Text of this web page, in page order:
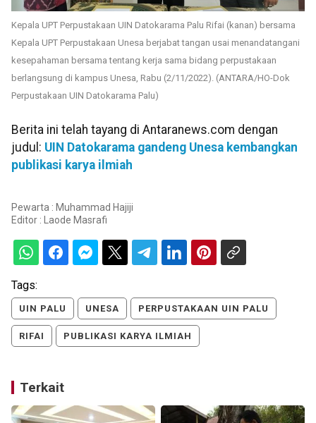
Kepala UPT Perpustakaan UIN Datokarama Palu Rifai (kanan) bersama
Kepala UPT Perpustakaan Unesa berjabat tangan usai menandatangani
kesepahaman bersama tentang kerja sama bidang perpustakaan
berlangsung di kampus Unesa, Rabu (2/11/2022). (ANTARA/HO-Dok
Perpustakaan UIN Datokarama Palu)
Berita ini telah tayang di Antaranews.com dengan
judul: UIN Datokarama gandeng Unesa kembangkan
publikasi karya ilmiah
Pewarta : Muhammad Hajiji
Editor :
Laode Masrafi
Tags:
UIN PALU UNESA PERPUSTAKAAN UIN PALU
RIFAI PUBLIKASI KARYA ILMIAH
Terkait